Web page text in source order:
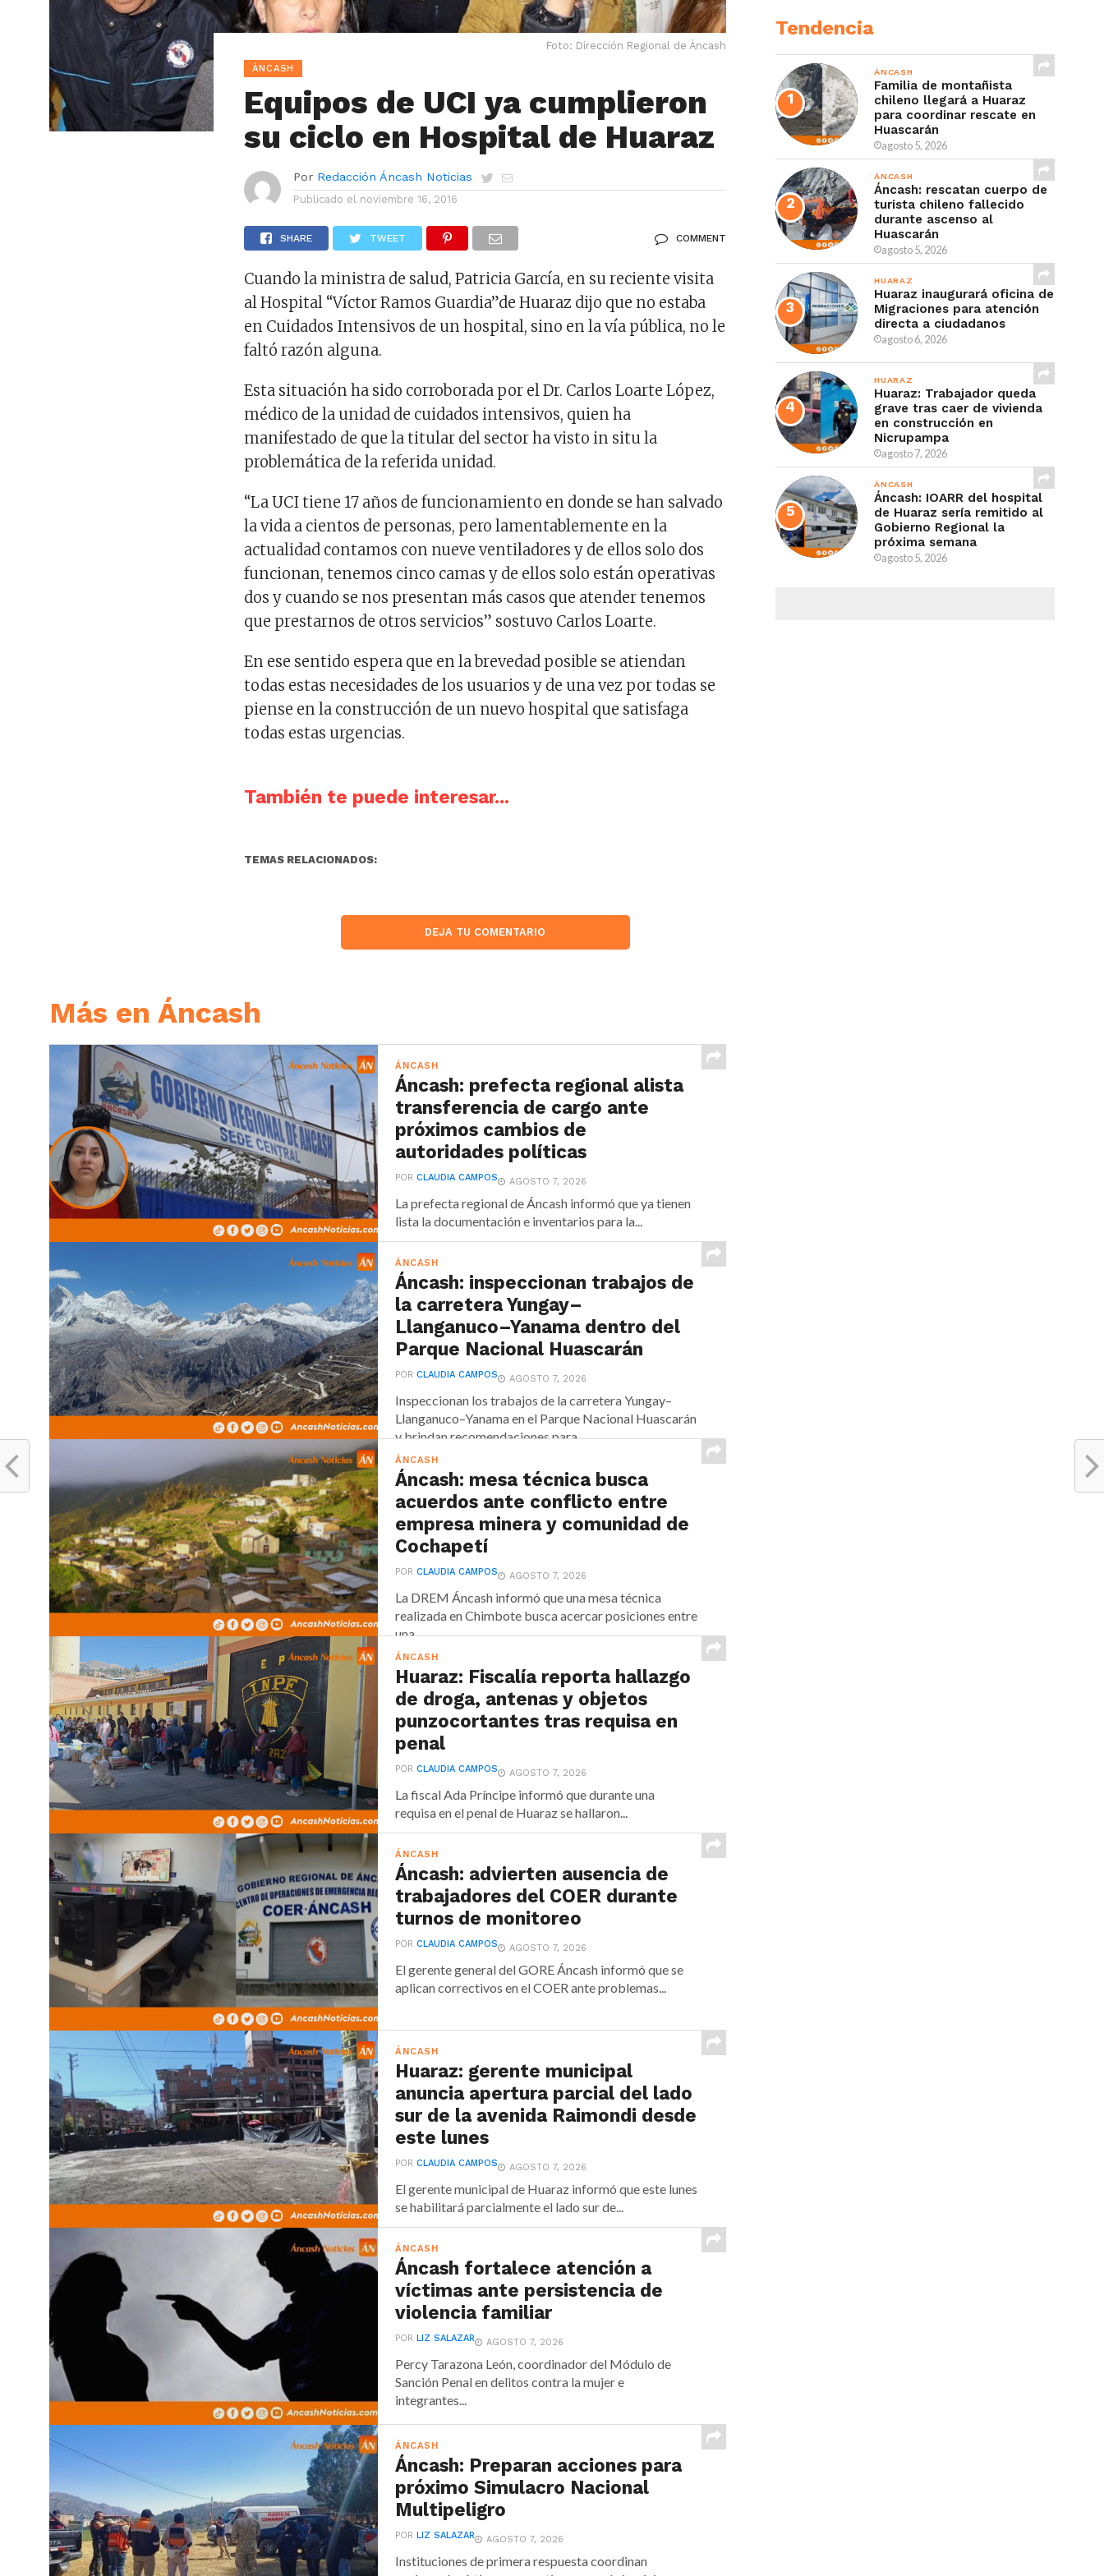
Foto: Dirección Regional de Áncash
ÁNCASH
Equipos de UCI ya cumplieron
su ciclo en Hospital de Huaraz
Por Redacción Áncash Noticias
Publicado el noviembre 16, 2016
SHARE TWEET COMMENT
Cuando la ministra de salud, Patricia García, en su reciente visita
al Hospital “Víctor Ramos Guardia”de Huaraz dijo que no estaba
en Cuidados Intensivos de un hospital, sino en la vía pública, no le
faltó razón alguna.
Esta situación ha sido corroborada por el Dr. Carlos Loarte López,
médico de la unidad de cuidados intensivos, quien ha
manifestado de que la titular del sector ha visto in situ la
problemática de la referida unidad.
“La UCI tiene 17 años de funcionamiento en donde se han salvado
la vida a cientos de personas, pero lamentablemente en la
actualidad contamos con nueve ventiladores y de ellos solo dos
funcionan, tenemos cinco camas y de ellos solo están operativas
dos y cuando se nos presentan más casos que atender tenemos
que prestarnos de otros servicios” sostuvo Carlos Loarte.
En ese sentido espera que en la brevedad posible se atiendan
todas estas necesidades de los usuarios y de una vez por todas se
piense en la construcción de un nuevo hospital que satisfaga
todas estas urgencias.
También te puede interesar...
TEMAS RELACIONADOS:
DEJA TU COMENTARIO
Más en Áncash
ÁNCASH
Áncash: prefecta regional alista
transferencia de cargo ante
próximos cambios de
autoridades políticas
PORCLAUDIA CAMPOS AGOSTO 7, 2026
La prefecta regional de Áncash informó que ya tienen
lista la documentación e inventarios para la...
ÁNCASH
Áncash: inspeccionan trabajos de
la carretera Yungay–
Llanganuco–Yanama dentro del
Parque Nacional Huascarán
PORCLAUDIA CAMPOS AGOSTO 7, 2026
Inspeccionan los trabajos de la carretera Yungay–
Llanganuco–Yanama en el Parque Nacional Huascarán
y brindan recomendaciones para...
ÁNCASH
Áncash: mesa técnica busca
acuerdos ante conflicto entre
empresa minera y comunidad de
Cochapetí
PORCLAUDIA CAMPOS AGOSTO 7, 2026
La DREM Áncash informó que una mesa técnica
realizada en Chimbote busca acercar posiciones entre
una...
ÁNCASH
Huaraz: Fiscalía reporta hallazgo
de droga, antenas y objetos
punzocortantes tras requisa en
penal
PORCLAUDIA CAMPOS AGOSTO 7, 2026
La fiscal Ada Príncipe informó que durante una
requisa en el penal de Huaraz se hallaron...
ÁNCASH
Áncash: advierten ausencia de
trabajadores del COER durante
turnos de monitoreo
PORCLAUDIA CAMPOS AGOSTO 7, 2026
El gerente general del GORE Áncash informó que se
aplican correctivos en el COER ante problemas...
ÁNCASH
Huaraz: gerente municipal
anuncia apertura parcial del lado
sur de la avenida Raimondi desde
este lunes
PORCLAUDIA CAMPOS AGOSTO 7, 2026
El gerente municipal de Huaraz informó que este lunes
se habilitará parcialmente el lado sur de...
ÁNCASH
Áncash fortalece atención a
víctimas ante persistencia de
violencia familiar
PORLIZ SALAZAR AGOSTO 7, 2026
Percy Tarazona León, coordinador del Módulo de
Sanción Penal en delitos contra la mujer e
integrantes...
ÁNCASH
Áncash: Preparan acciones para
próximo Simulacro Nacional
Multipeligro
PORLIZ SALAZAR AGOSTO 7, 2026
Instituciones de primera respuesta coordinan
Tendencia
ÁNCASH
Familia de montañista
chileno llegará a Huaraz
para coordinar rescate en
Huascarán
agosto 5, 2026
ÁNCASH
Áncash: rescatan cuerpo de
turista chileno fallecido
durante ascenso al
Huascarán
agosto 5, 2026
HUARAZ
Huaraz inaugurará oficina de
Migraciones para atención
directa a ciudadanos
agosto 6, 2026
HUARAZ
Huaraz: Trabajador queda
grave tras caer de vivienda
en construcción en
Nicrupampa
agosto 7, 2026
ÁNCASH
Áncash: IOARR del hospital
de Huaraz sería remitido al
Gobierno Regional la
próxima semana
agosto 5, 2026